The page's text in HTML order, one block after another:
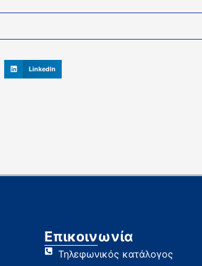
LinkedIn
Επικοινωνία
Τηλεφωνικός κατάλογος